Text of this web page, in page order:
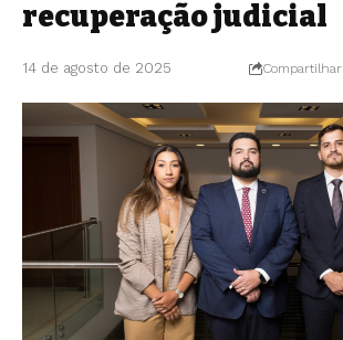
recuperação judicial
14 de agosto de 2025 Compartilhar